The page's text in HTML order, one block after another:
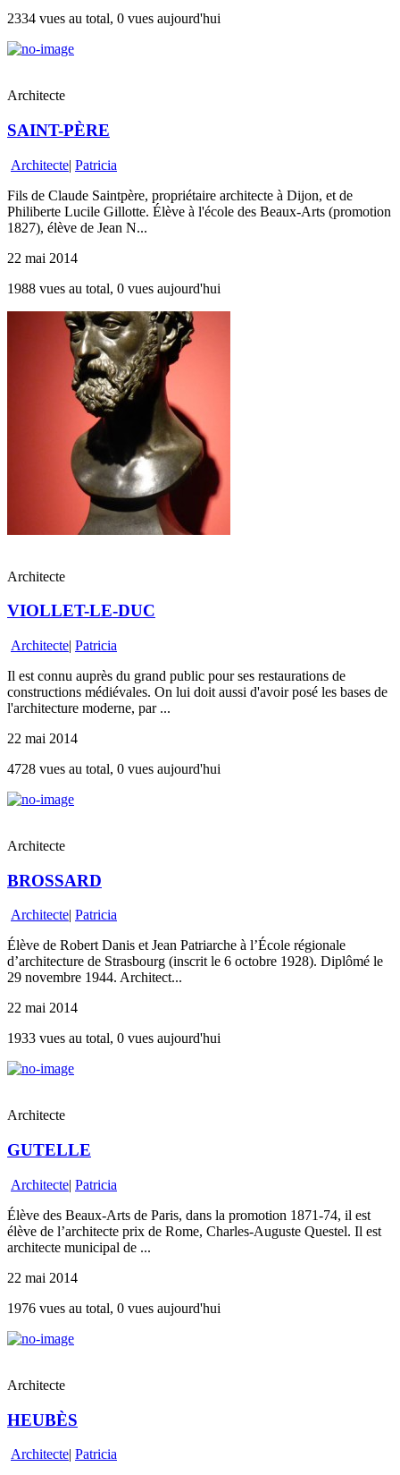
2334 vues au total, 0 vues aujourd'hui
Architecte
SAINT-PÈRE
Architecte| Patricia
Fils de Claude Saintpère, propriétaire architecte à Dijon, et de
Philiberte Lucile Gillotte. Élève à l'école des Beaux-Arts (promotion
1827), élève de Jean N...
22 mai 2014
1988 vues au total, 0 vues aujourd'hui
Architecte
VIOLLET-LE-DUC
Architecte| Patricia
Il est connu auprès du grand public pour ses restaurations de
constructions médiévales. On lui doit aussi d'avoir posé les bases de
l'architecture moderne, par ...
22 mai 2014
4728 vues au total, 0 vues aujourd'hui
Architecte
BROSSARD
Architecte| Patricia
Élève de Robert Danis et Jean Patriarche à l’École régionale
d’architecture de Strasbourg (inscrit le 6 octobre 1928). Diplômé le
29 novembre 1944. Architect...
22 mai 2014
1933 vues au total, 0 vues aujourd'hui
Architecte
GUTELLE
Architecte| Patricia
Élève des Beaux-Arts de Paris, dans la promotion 1871-74, il est
élève de l’architecte prix de Rome, Charles-Auguste Questel. Il est
architecte municipal de ...
22 mai 2014
1976 vues au total, 0 vues aujourd'hui
Architecte
HEUBÈS
Architecte| Patricia